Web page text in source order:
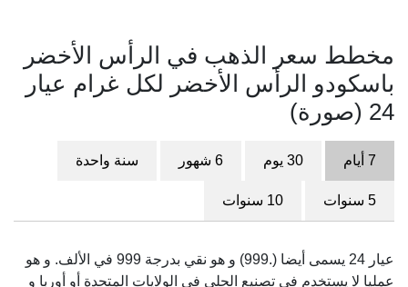
مخطط سعر الذهب في الرأس الأخضر
باسكودو الرأس الأخضر لكل غرام عيار
24 (صورة)
7 أيام 30 يوم 6 شهور سنة واحدة
5 سنوات 10 سنوات
عيار 24 يسمى أيضا (.999) و هو نقي بدرجة 999 في الألف. و هو
عمليا لا يستخدم في تصنيع الحلي في الولايات المتحدة أو أوربا و